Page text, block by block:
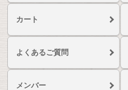
カート
よくあるご質問
メンバー